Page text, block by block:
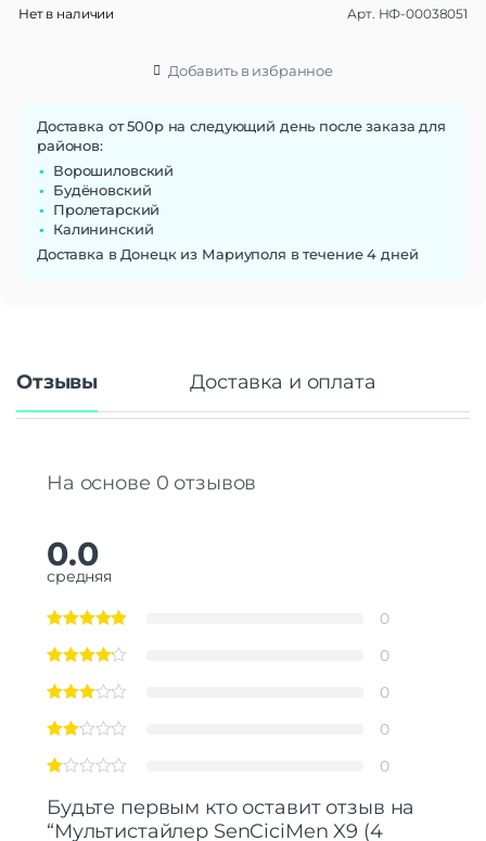
Нет в наличии Арт. НФ-00038051
Добавить в избранное
Доставка от 500р на следующий день после заказа для
районов:
Ворошиловский
Будёновский
Пролетарский
Калининский
Доставка в Донецк из Мариуполя в течение 4 дней
Отзывы Доставка и оплата
На основе 0 отзывов
0.0
средняя
0
0
0
0
0
Будьте первым кто оставит отзыв на
“Мультистайлер SenCiciMen X9 (4